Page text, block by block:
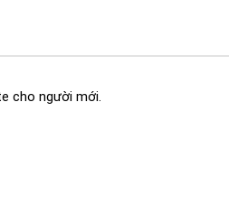
cho người mới.